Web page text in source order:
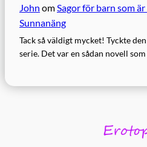
John omSagor för barn som
Sunnanäng
Tack så väldigt mycket! Tyckte
serie. Det var en sådan novell